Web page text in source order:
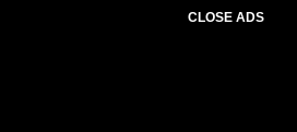
CLOSE ADS